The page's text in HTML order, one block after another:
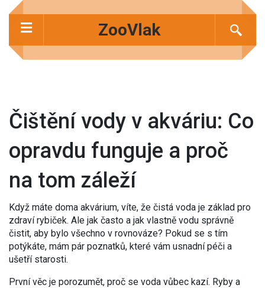
ZooVlak
Čištění vody v akváriu: Co
opravdu funguje a proč
na tom záleží
Když máte doma akvárium, víte, že čistá voda je základ pro
zdraví rybiček. Ale jak často a jak vlastně vodu správně
čistit, aby bylo všechno v rovnováze? Pokud se s tím
potýkáte, mám pár poznatků, které vám usnadní péči a
ušetří starosti.
První věc je porozumět, proč se voda vůbec kazí. Ryby a